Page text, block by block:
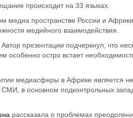
происходит на 33 языках.
медиа пространстве России и
медийного взаимодействия.
презентации подчеркнул, что
особенно остро встает
медиасферы в Африке является
в основном подконтрольных
рассказала о проблемах